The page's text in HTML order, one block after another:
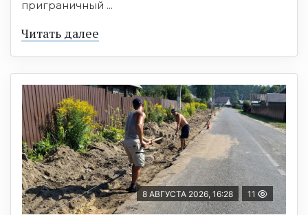
приграничный ...
Читать далее
8 АВГУСТА 2026, 16:28 11